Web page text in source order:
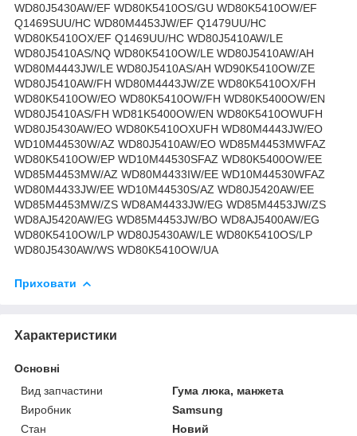
WD80J5430AW/EF WD80K5410OS/GU WD80K5410OW/EF
Q1469SUU/HC WD80M4453JW/EF Q1479UU/HC
WD80K5410OX/EF Q1469UU/HC WD80J5410AW/LE
WD80J5410AS/NQ WD80K5410OW/LE WD80J5410AW/AH
WD80M4443JW/LE WD80J5410AS/AH WD90K5410OW/ZE
WD80J5410AW/FH WD80M4443JW/ZE WD80K5410OX/FH
WD80K5410OW/EO WD80K5410OW/FH WD80K5400OW/EN
WD80J5410AS/FH WD81K5400OW/EN WD80K5410OWUFH
WD80J5430AW/EO WD80K5410OXUFH WD80M4443JW/EO
WD10M44530W/AZ WD80J5410AW/EO WD85M4453MWFAZ
WD80K5410OW/EP WD10M44530SFAZ WD80K5400OW/EE
WD85M4453MW/AZ WD80M4433IW/EE WD10M44530WFAZ
WD80M4433JW/EE WD10M44530S/AZ WD80J5420AW/EE
WD85M4453MW/ZS WD8AM4433JW/EG WD85M4453JW/ZS
WD8AJ5420AW/EG WD85M4453JW/BO WD8AJ5400AW/EG
WD80K5410OW/LP WD80J5430AW/LE WD80K5410OS/LP
WD80J5430AW/WS WD80K5410OW/UA
Приховати
Характеристики
Основні
Вид запчастини
Гума люка, манжета
Виробник
Samsung
Стан
Новий